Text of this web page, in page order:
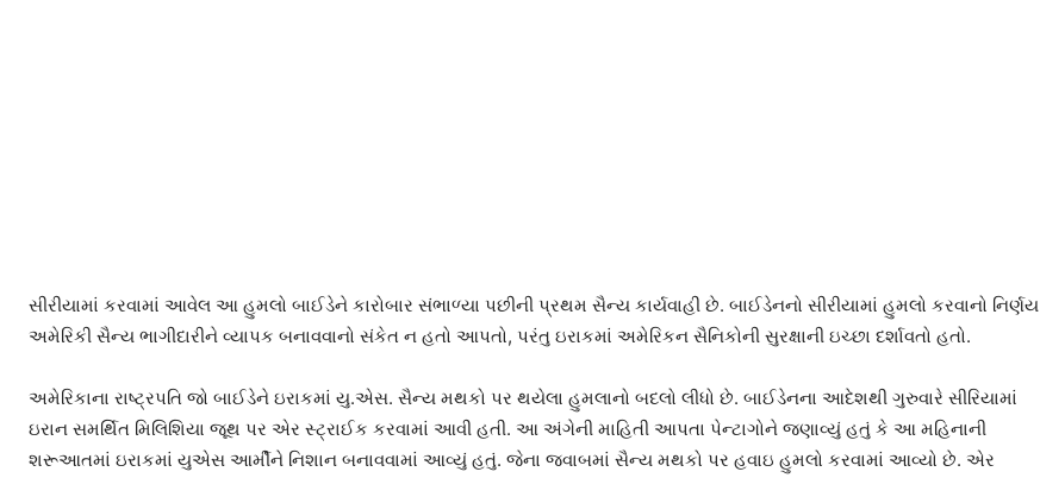
સીરીયામાં કરવામાં આવેલ આ હુમલો બાઈડેને કારોબાર સંભાળ્યા પછીની પ્રથમ સૈન્ય કાર્યવાહી છે. બાઈડેનનો સીરીયામાં હુમલો કરવાનો નિર્ણય
અમેરિકી સૈન્ય ભાગીદારીને વ્યાપક બનાવવાનો સંકેત ન હતો આપતો, પરંતુ ઇરાકમાં અમેરિકન સૈનિકોની સુરક્ષાની ઇચ્છા દર્શાવતો હતો.
અમેરિકાના રાષ્ટ્રપતિ જો બાઈડેને ઇરાકમાં યુ.એસ. સૈન્ય મથકો પર થયેલા હુમલાનો બદલો લીધો છે. બાઈડેનના આદેશથી ગુરુવારે સીરિયામાં
ઇરાન સમર્થિત મિલિશિયા જૂથ પર એર સ્ટ્રાઈક કરવામાં આવી હતી. આ અંગેની માહિતી આપતા પેન્ટાગોને જણાવ્યું હતું કે આ મહિનાની
શરૂઆતમાં ઇરાકમાં યુએસ આર્મીને નિશાન બનાવવામાં આવ્યું હતું. જેના જવાબમાં સૈન્ય મથકો પર હવાઇ હુમલો કરવામાં આવ્યો છે. એર